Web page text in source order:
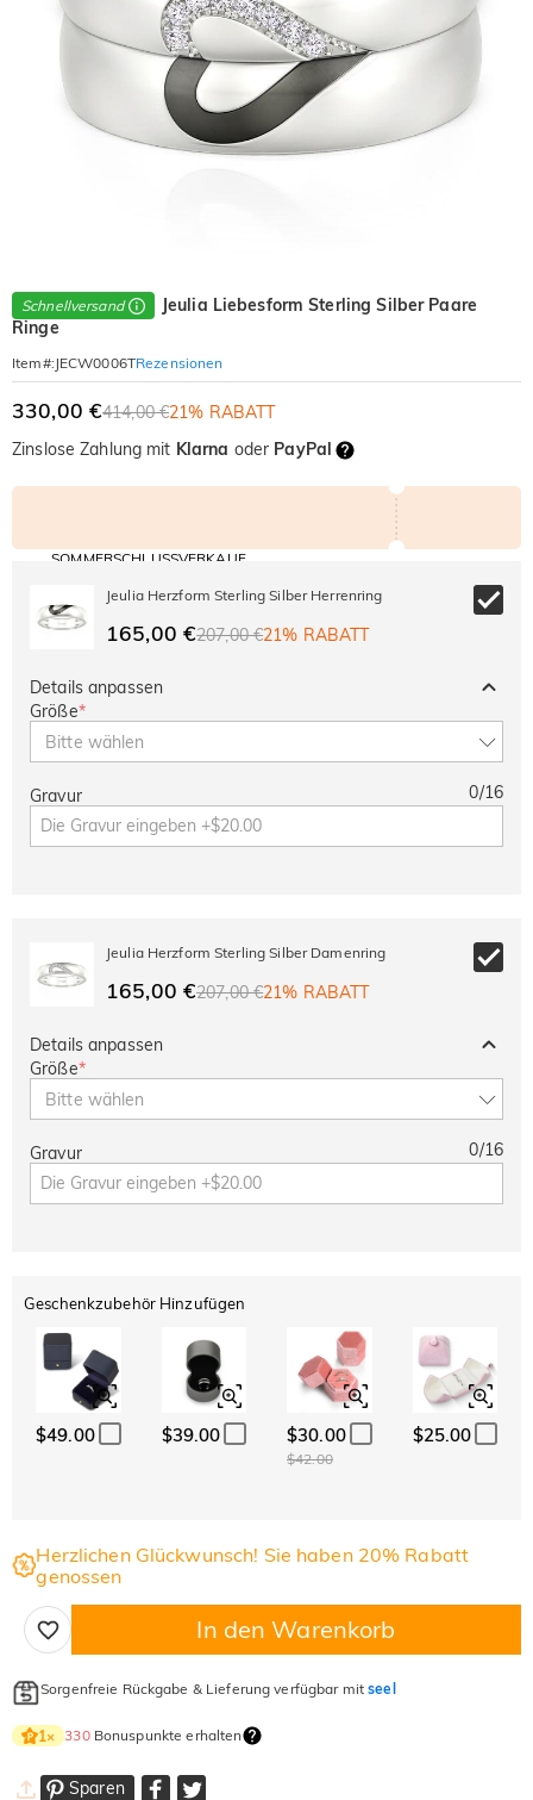
Schnellversand
Jeulia Liebesform Sterling Silber Paare
Ringe
Item#: JECW0006TRezensionen
330,00 €414,00 €21% RABATT
Zinslose Zahlung mit Klarna oder PayPal
SOMMERSCHLUSSVERKAUF
10% RABATT
AUF ALLES
30% RABATT
AUF DEN 2.
SUMMER
Kopieren
Jeulia Herzform Sterling Silber Herrenring
165,00 €207,00 €21% RABATT
Details anpassen
Größe*
Bitte wählen
Gravur 0/16
Jeulia Herzform Sterling Silber Damenring
165,00 €207,00 €21% RABATT
Details anpassen
Größe*
Bitte wählen
Gravur 0/16
Geschenkzubehör Hinzufügen
$49.00 $39.00 $30.00
$42.00
$25.00
Herzlichen Glückwunsch! Sie haben 20% Rabatt
genossen
In den Warenkorb
Sorgenfreie Rückgabe & Lieferung verfügbar mitseel
1× 330Bonuspunkte erhalten
Sparen